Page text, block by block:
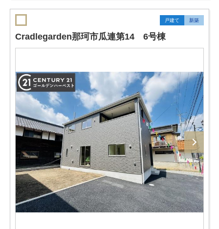
戸建て 新築
Cradlegarden那珂市瓜連第14 6号棟